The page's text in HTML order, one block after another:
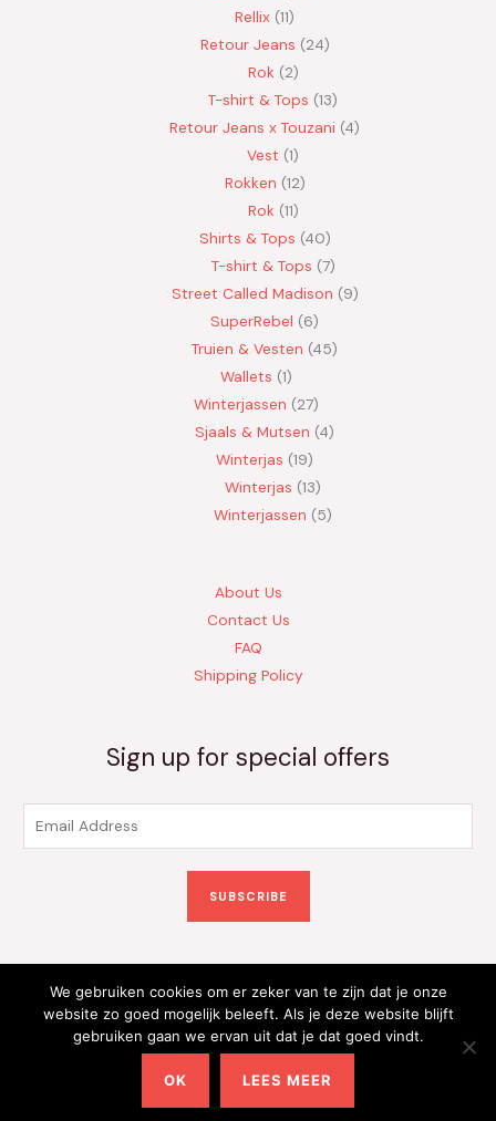
Rellix 11
Retour Jeans 24
Rok 2
T-shirt & Tops 13
Retour Jeans x Touzani 4
Vest 1
Rokken 12
Rok 11
Shirts & Tops 40
T-shirt & Tops 7
Street Called Madison 9
SuperRebel
6
Truien & Vesten 45
Wallets 1
Winterjassen
27
Sjaals & Mutsen 4
Winterjas 19
Winterjas 13
Winterjassen
5
About Us
Contact Us
FAQ
Shipping Policy
Sign up for special offers
m
SUBSCRIBE
Copyright © 2026 Kinderkleding Onlineshop | Powered by
Kinderkleding Onlineshop
We gebruiken cookies om er zeker van te zijn dat je onze
website zo goed mogelijk beleeft. Als je deze website blijft
gebruiken gaan we ervan uit dat je dat goed vindt.
OK LEES MEER